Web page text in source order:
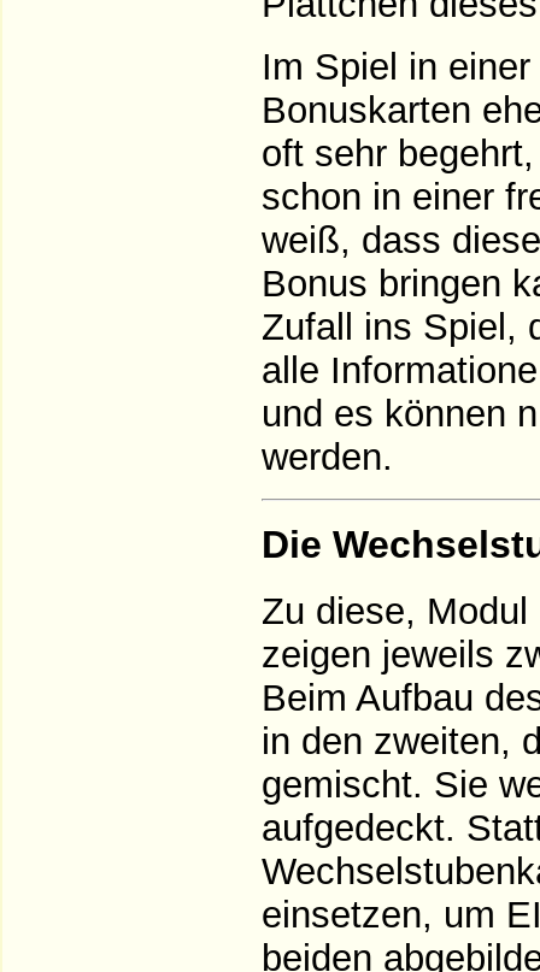
Im Spiel in
Bonuskarten
oft sehr
schon in einer
weiß, dass
Bonus bringen
Zufall ins Spiel,
alle
und es können
werden.
Die
Zu diese,
zeigen jeweils
Beim Aufbau
in den zweiten,
gemischt. Sie
aufgedeckt.
einsetzen, um
beiden